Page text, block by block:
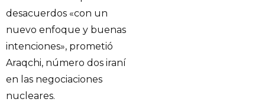
desacuerdos «con un
nuevo enfoque y buenas
intenciones», prometió
Araqchi, número dos iraní
en las negociaciones
nucleares.